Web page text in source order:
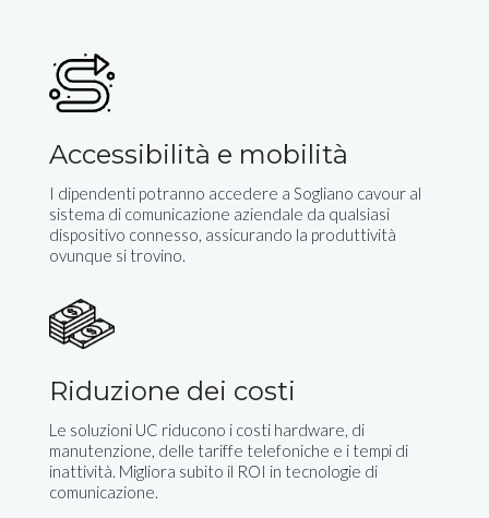
Accessibilità e mobilità
I dipendenti potranno accedere a Sogliano cavour al
sistema di comunicazione aziendale da qualsiasi
dispositivo connesso, assicurando la produttività
ovunque si trovino.
Riduzione dei costi
Le soluzioni UC riducono i costi hardware, di
manutenzione, delle tariffe telefoniche e i tempi di
inattività. Migliora subito il ROI in tecnologie di
comunicazione.